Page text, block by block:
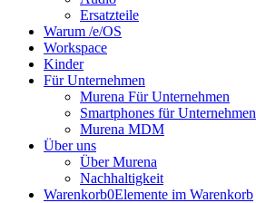
Ersatzteile
Warum /e/OS
Workspace
Kinder
Für Unternehmen
Murena Für Unternehmen
Smartphones für Unternehmen
Murena MDM
Über uns
Über Murena
Nachhaltigkeit
Warenkorb0Elemente im Warenkorb